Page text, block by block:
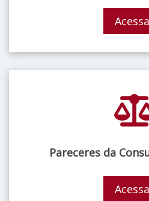
Pareceres da